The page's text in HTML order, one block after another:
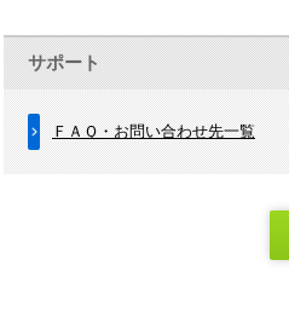
サポート
ＦＡＱ・お問い合わせ先一覧